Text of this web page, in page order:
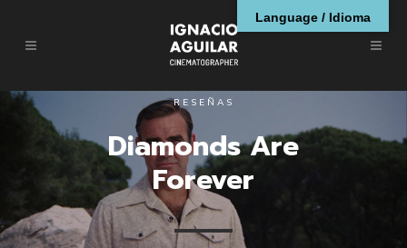
RESEÑAS
Diamonds Are
Forever
Language / Idioma